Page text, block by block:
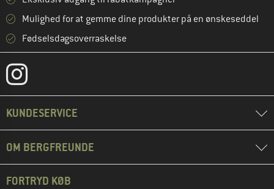
Mulighed for at gemme dine produkter på en ønskeseddel
Fødselsdagsoverraskelse
KUNDESERVICE
OM BERGFREUNDE
FORTRYD KØB